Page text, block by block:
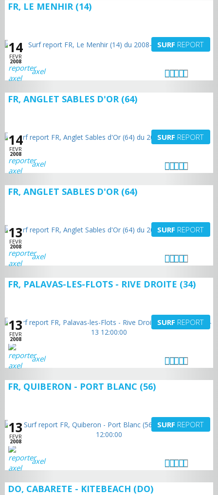
FR, LE MENHIR (14)
14
FEVR
2008
SURF REPORT
axel
FR, ANGLET SABLES D'OR (64)
14
FEVR
2008
SURF REPORT
axel
FR, ANGLET SABLES D'OR (64)
13
FEVR
2008
SURF REPORT
axel
FR, PALAVAS-LES-FLOTS - RIVE DROITE (34)
13
FEVR
2008
SURF REPORT
axel
FR, QUIBERON - PORT BLANC (56)
13
FEVR
2008
SURF REPORT
axel
DO, CABARETE - KITEBEACH (DO)